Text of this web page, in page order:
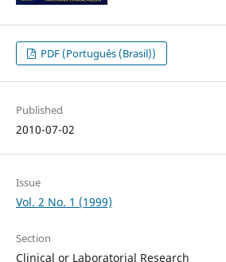
PDF (Português (Brasil))
Published
2010-07-02
Issue
Vol. 2 No. 1 (1999)
Section
Clinical or Laboratorial Research